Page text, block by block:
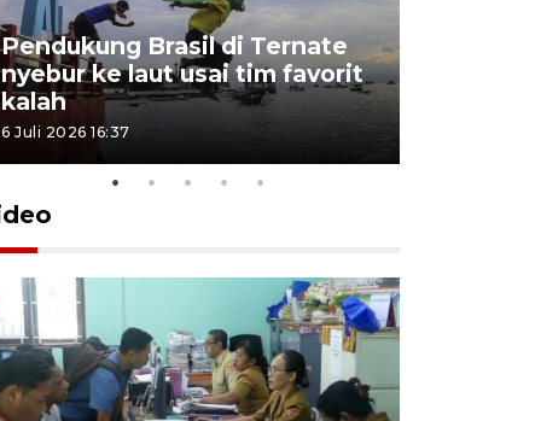
Pendukung Brasil di Ternate
nyebur ke laut usai tim favorit
kalah
6 Juli 2026 16:37